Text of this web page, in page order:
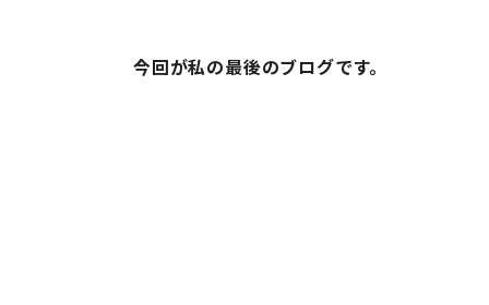
今回が私の最後のブログです。